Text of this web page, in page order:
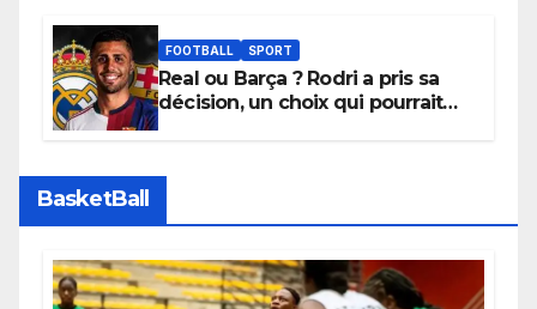
apaisées.
FOOTBALL SPORT
Real ou Barça ? Rodri a pris sa
décision, un choix qui pourrait
BasketBall